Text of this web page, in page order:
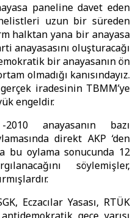
paneline davet eden
uzun bir süreden
halktan yana bir anayasa
anayasasını oluşturacağı
bir anayasanın ön
olmadığı kanısındayız.
iradesinin TBMM’ye
engeldir.
anayasanın bazı
direkt AKP ‘den
bu oylama sonucunda 12
söylemişler,
Eczacılar Yasası, RTÜK